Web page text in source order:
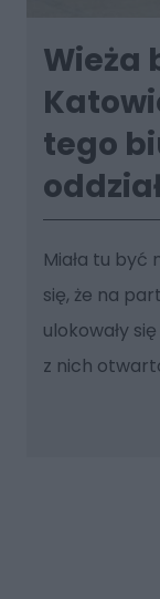
Wieża
tego
Miała tu być
się, że na
ulokowały
z nich